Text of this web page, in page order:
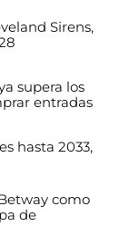
Sirens,
supera los
entradas
hasta 2033,
como
de